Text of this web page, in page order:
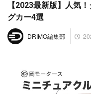
【2023最新版】人気
グカー4選
DRIMO編集部